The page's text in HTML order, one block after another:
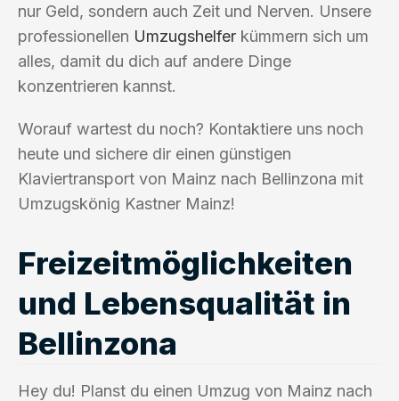
nur Geld, sondern auch Zeit und Nerven. Unsere
professionellen Umzugshelfer kümmern sich um
alles, damit du dich auf andere Dinge
konzentrieren kannst.
Worauf wartest du noch? Kontaktiere uns noch
heute und sichere dir einen günstigen
Klaviertransport von Mainz nach Bellinzona mit
Umzugskönig Kastner Mainz!
Freizeitmöglichkeiten
und Lebensqualität in
Bellinzona
Hey du! Planst du einen Umzug von Mainz nach